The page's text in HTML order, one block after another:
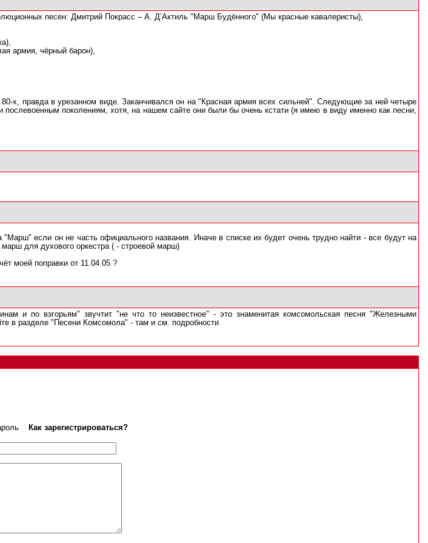
песен: Дмитрий Покрасс – А. Д’Актиль "Марш Будённого" (Мы красные кавалеристы),
армия, чёрный барон),
х, правда в урезанном виде. Заканчивался он на "Красная армия всех сильней". Следующие за ней четыре
поколениям, хотя, на нашем сайте они были бы очень кстати (я имею в виду именно как песни,
если он не часть официального названия. Иначе в списке их будет очень трудно найти - все будут на
для духового оркестра ( - строевой марш)
моей поправки от 11.04.05 ?
и по взгорьям" звучтит "не что то неизвестное" - это знаменитая комсомольская песня "Железными
в разделе "Песени Комсомола" - там и см. подробности
Как зарегистрироваться?